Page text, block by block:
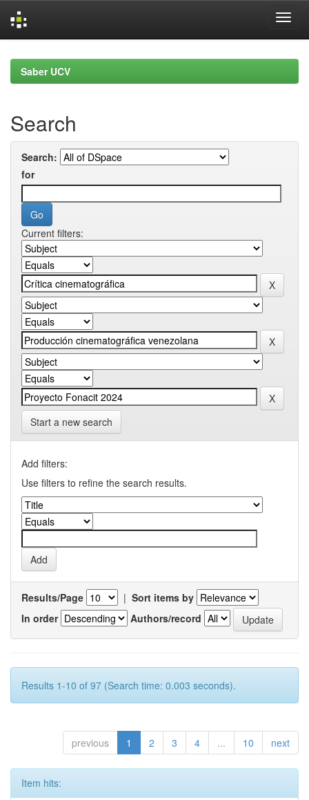
navigationSaber UCV
Search
Search:
for
Current filters:
Start a new search
Add filters:
Use filters to refine the search results.
Results/Page | Sort items by
In order
Authors/record
Results 1-10 of 97 (Search time: 0.003 seconds).
previous 1 2 3 4 ... 10 next
Item hits: